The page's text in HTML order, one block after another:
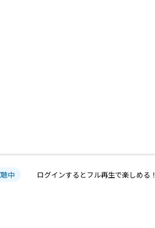
中 ログインするとフル再生で楽しめる！